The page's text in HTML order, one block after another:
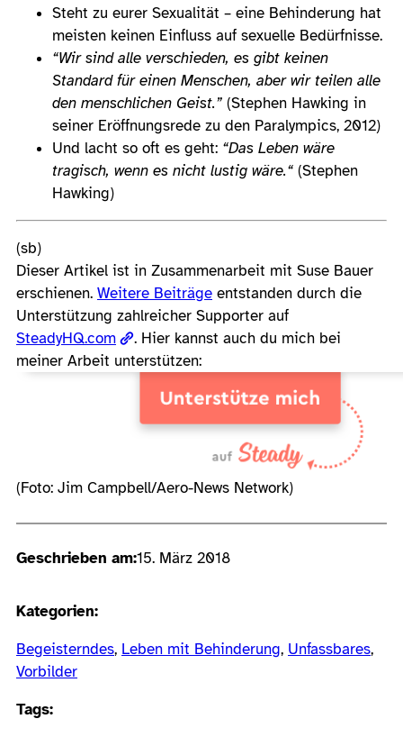
Steht zu eurer Sexualität – eine Behinderung hat
meisten keinen Einfluss auf sexuelle Bedürfnisse.
“Wir sind alle verschieden, es gibt keinen
Standard für einen Menschen, aber wir teilen alle
den menschlichen Geist.” (Stephen Hawking in
seiner Eröffnungsrede zu den Paralympics, 2012)
Und lacht so oft es geht: “Das Leben wäre
tragisch, wenn es nicht lustig wäre.“ (Stephen
Hawking)
(sb)
Dieser Artikel ist in Zusammenarbeit mit Suse Bauer
erschienen. Weitere Beiträge entstanden durch die
Unterstützung zahlreicher Supporter auf
SteadyHQ.com
. Hier kannst auch du mich bei
meiner Arbeit unterstützen:
(Foto: Jim Campbell/Aero-News Network)
Geschrieben am:15. März 2018
Kategorien:
Begeisterndes, Leben mit Behinderung, Unfassbares
Vorbilder
Tags: